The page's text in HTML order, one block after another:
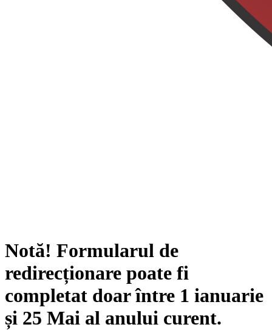
Notă! Formularul de
redirecționare poate fi
completat doar între 1 ianuarie
și 25 Mai al anului curent.